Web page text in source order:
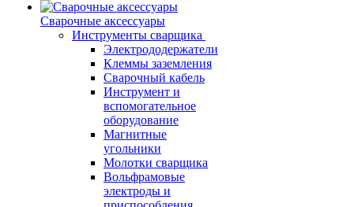
Сварочные аксессуары
Инструменты сварщика
Электрододержатели
Клеммы заземления
Сварочный кабель
Инструмент и
вспомогательное
оборудование
Магнитные
угольники
Молотки сварщика
Вольфрамовые
электроды и